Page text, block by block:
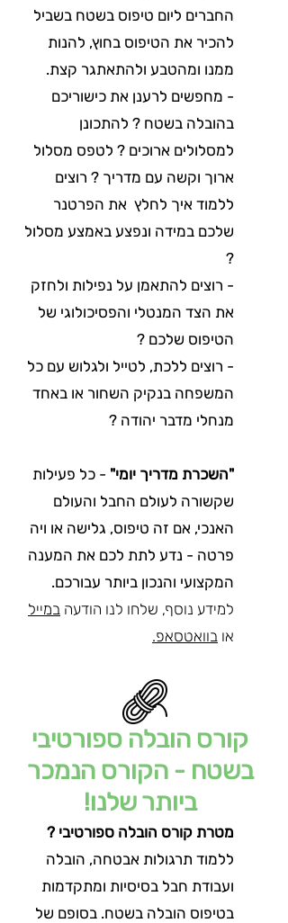
החברים ליום טיפוס בשטח בשביל
להכיר את הטיפוס בחוץ, להנות
ממנו ומהטבע ולהתאתגר קצת.
- מחפשים לרענן את כישוריכם
בהובלה בשטח ? להתכונן
למסלולים ארוכים ? לטפס מסלול
ארוך וקשה עם מדריך ? רוצים
ללמוד איך לחלץ את הפרטנר
שלכם במידה ונפצע באמצע מסלול
?
- רוצים להתאמן על נפילות ולחזק
את הצד המנטלי והפסיכולוגי של
הטיפוס שלכם ?
- רוצים ללכת, לטייל ולגלוש עם כל
המשפחה בנקיק השחור או באחד
מנחלי מדבר יהודה ?
"השכרת מדריך יומי" - כל פעילות
שקשורה לעולם החבל והעולם
האנכי, אם זה טיפוס, גלישה או ויה
פרטה - נדע לתת לכם את המענה
המקצועי והנכון ביותר עבורכם.
למידע נוסף, שלחו לנו הודעה במייל
או בוואטסאפ.
קורס הובלה ספורטיבי
בשטח - הקורס הנמכר
ביותר שלנו!
מטרת קורס הובלה ספורטיבי ?
ללמוד תרגולות אבטחה, הובלה
ועבודת חבל בסיסיות ומתקדמות
בטיפוס הובלה בשטח. בסופם של